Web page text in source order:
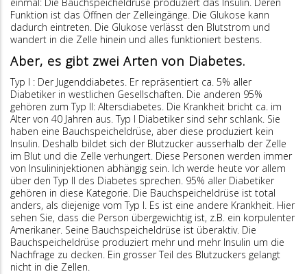
Funktion ist das Öffnen der Zelleingänge. Die Glukose kann
dadurch eintreten. Die Glukose verlässt den Blutstrom und
wandert in die Zelle hinein und alles funktioniert bestens.
Aber, es gibt zwei Arten von Diabetes.
Typ I : Der Jugenddiabetes. Er repräsentiert ca. 5% aller
Diabetiker in westlichen Gesellschaften. Die anderen 95%
gehören zum Typ II: Altersdiabetes. Die Krankheit bricht ca. im
Alter von 40 Jahren aus. Typ I Diabetiker sind sehr schlank. Sie
haben eine Bauchspeicheldrüse, aber diese produziert kein
Insulin. Deshalb bildet sich der Blutzucker ausserhalb der Zelle
im Blut und die Zelle verhungert. Diese Personen werden immer
von Insulininjektionen abhängig sein. Ich werde heute vor allem
über den Typ II des Diabetes sprechen. 95% aller Diabetiker
gehören in diese Kategorie. Die Bauchspeicheldrüse ist total
anders, als diejenige vom Typ I. Es ist eine andere Krankheit. Hier
sehen Sie, dass die Person übergewichtig ist, z.B. ein korpulenter
Amerikaner. Seine Bauchspeicheldrüse ist überaktiv. Die
Bauchspeicheldrüse produziert mehr und mehr Insulin um die
Nachfrage zu decken. Ein grosser Teil des Blutzuckers gelangt
nicht in die Zellen.